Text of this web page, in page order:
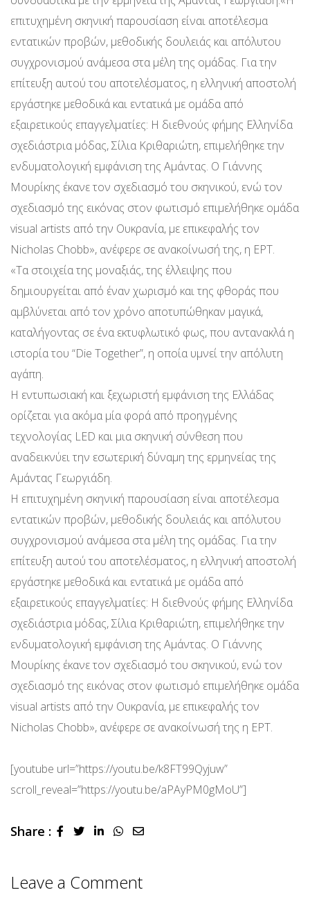
επιτυχημένη σκηνική παρουσίαση είναι αποτέλεσμα
εντατικών προβών, μεθοδικής δουλειάς και απόλυτου
συγχρονισμού ανάμεσα στα μέλη της ομάδας. Για την
επίτευξη αυτού του αποτελέσματος, η ελληνική αποστολή
εργάστηκε μεθοδικά και εντατικά με ομάδα από
εξαιρετικούς επαγγελματίες: Η διεθνούς φήμης Ελληνίδα
σχεδιάστρια μόδας, Σίλια Κριθαριώτη, επιμελήθηκε την
ενδυματολογική εμφάνιση της Αμάντας. Ο Γιάννης
Μουρίκης έκανε τον σχεδιασμό του σκηνικού, ενώ τον
σχεδιασμό της εικόνας στον φωτισμό επιμελήθηκε ομάδα
visual artists από την Ουκρανία, με επικεφαλής τον
Nicholas Chobb», ανέφερε σε ανακοίνωσή της, η ΕΡΤ.
«Τα στοιχεία της μοναξιάς, της έλλειψης που
δημιουργείται από έναν χωρισμό και της φθοράς που
αμβλύνεται από τον χρόνο αποτυπώθηκαν μαγικά,
καταλήγοντας σε ένα εκτυφλωτικό φως, που αντανακλά η
ιστορία του “Die Together”, η οποία υμνεί την απόλυτη
αγάπη.
Η εντυπωσιακή και ξεχωριστή εμφάνιση της Ελλάδας
ορίζεται για ακόμα μία φορά από προηγμένης
τεχνολογίας LED και μια σκηνική σύνθεση που
αναδεικνύει την εσωτερική δύναμη της ερμηνείας της
Αμάντας Γεωργιάδη.
Η επιτυχημένη σκηνική παρουσίαση είναι αποτέλεσμα
εντατικών προβών, μεθοδικής δουλειάς και απόλυτου
συγχρονισμού ανάμεσα στα μέλη της ομάδας. Για την
επίτευξη αυτού του αποτελέσματος, η ελληνική αποστολή
εργάστηκε μεθοδικά και εντατικά με ομάδα από
εξαιρετικούς επαγγελματίες: Η διεθνούς φήμης Ελληνίδα
σχεδιάστρια μόδας, Σίλια Κριθαριώτη, επιμελήθηκε την
ενδυματολογική εμφάνιση της Αμάντας. Ο Γιάννης
Μουρίκης έκανε τον σχεδιασμό του σκηνικού, ενώ τον
σχεδιασμό της εικόνας στον φωτισμό επιμελήθηκε ομάδα
visual artists από την Ουκρανία, με επικεφαλής τον
Nicholas Chobb», ανέφερε σε ανακοίνωσή της η ΕΡΤ.
[youtube url=”https://youtu.be/k8FT99Qyjuw”
scroll_reveal=”https://youtu.be/aPAyPM0gMoU”]
Share : LinkedInWhatsapp
Share
Leave a Comment